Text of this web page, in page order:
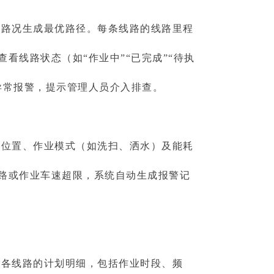
生成最优路径。每条线路的线路里程
线路状态（如“作业中”“已完成”“待执
报警，提示管理人员介入排查。
、作业模式（如洗扫、洒水）及能耗
或作业车速超限，系统自动生成报警记
路的计划明细，包括作业时段、频